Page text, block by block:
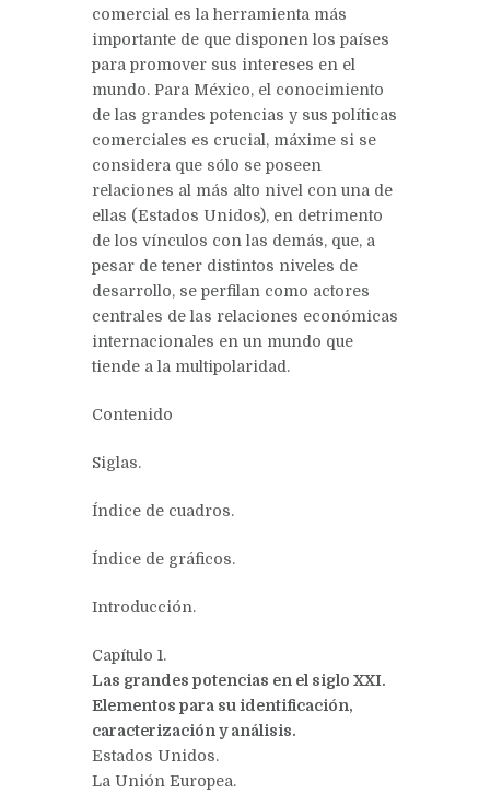
comercial es la herramienta más
importante de que disponen los países
para promover sus intereses en el
mundo. Para México, el conocimiento
de las grandes potencias y sus políticas
comerciales es crucial, máxime si se
considera que sólo se poseen
relaciones al más alto nivel con una de
ellas (Estados Unidos), en detrimento
de los vínculos con las demás, que, a
pesar de tener distintos niveles de
desarrollo, se perfilan como actores
centrales de las relaciones económicas
internacionales en un mundo que
tiende a la multipolaridad.
Contenido
Siglas.
Índice de cuadros.
Índice de gráficos.
Introducción.
Capítulo 1.
Las grandes potencias en el siglo XXI.
Elementos para su identificación,
caracterización y análisis.
Estados Unidos.
La Unión Europea.